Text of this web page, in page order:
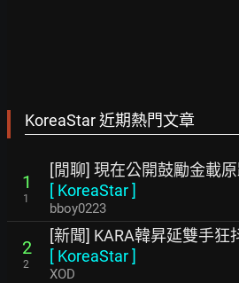
KoreaStar 近期熱門文章
1
1
[閒聊] 現在公開鼓勵金載
[ KoreaStar]
bboy0223
2
2
[新聞] KARA韓昇延雙手
[ KoreaStar]
XOD